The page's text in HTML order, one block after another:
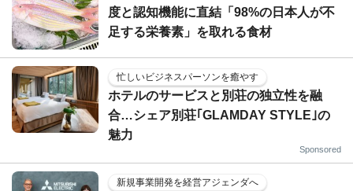
度と認知機能に直結「98%の日本人が不
足する栄養素」を取れる食材
忙しいビジネスパーソンを癒やす
ホテルのサービスと別荘の独立性を融
合…シェア別荘｢GLAMDAY STYLE｣の
魅力
Sponsored
新規事業開発を経営アジェンダへ